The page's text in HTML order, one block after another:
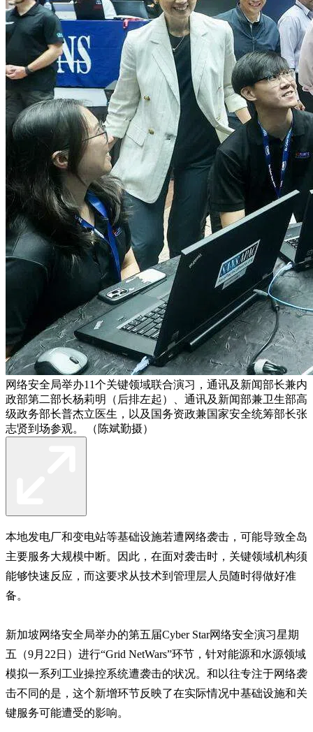
网络安全局举办11个关键领域联合演习，通讯及新闻部长兼内
政部第二部长杨莉明（后排左起）、通讯及新闻部兼卫生部高
级政务部长普杰立医生，以及国务资政兼国家安全统筹部长张
志贤到场参观。 （陈斌勤摄）
本地发电厂和变电站等基础设施若遭网络袭击，可能导致全岛
主要服务大规模中断。因此，在面对袭击时，关键领域机构须
能够快速反应，而这要求从技术到管理层人员随时得做好准
备。
新加坡网络安全局举办的第五届Cyber Star网络安全演习星期
五（9月22日）进行“Grid NetWars”环节，针对能源和水源领域
模拟一系列工业操控系统遭袭击的状况。和以往专注于网络袭
击不同的是，这个新增环节反映了在实际情况中基础设施和关
键服务可能遭受的影响。